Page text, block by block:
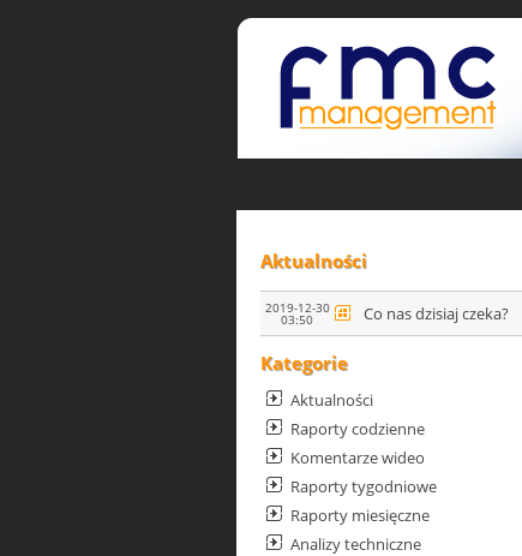
Aktualności
2019-12-30
03:50 Co nas dzisiaj czeka?
Kategorie
Aktualności
Raporty codzienne
Komentarze wideo
Raporty tygodniowe
Raporty miesięczne
Analizy techniczne